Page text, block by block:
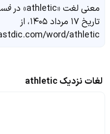
معنی لغت «athletic» در
تاریخ ۱۷ مرداد ۱۴۰۵، از
word/athletic
لغات نزدیک athletic